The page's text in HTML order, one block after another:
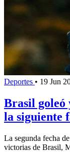
Deportes • 19 Jun
Brasil goleó
la siguiente
La segunda fecha
victorias de Brasil,